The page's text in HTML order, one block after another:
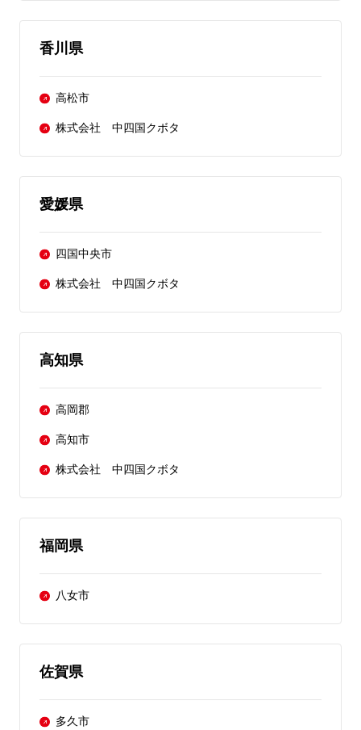
香川県
高松市
株式会社 中四国クボタ
愛媛県
四国中央市
株式会社 中四国クボタ
高知県
高岡郡
高知市
株式会社 中四国クボタ
福岡県
八女市
佐賀県
多久市